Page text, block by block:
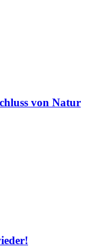
von Natur